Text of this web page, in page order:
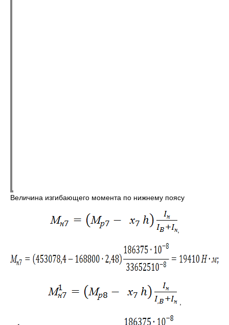
Величина изгибающего момента по нижнему поясу
,